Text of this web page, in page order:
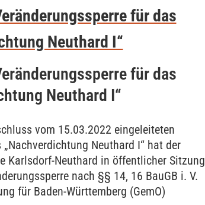
für das
Neuthard I“
für das
Neuthard I“
vom 15.03.2022 eingeleiteten
Neuthard I“ hat der
Karlsdorf-Neuthard in öffentlicher Sitzung
nach §§ 14, 16 BauGB i. V.
für Baden-Württemberg (GemO)